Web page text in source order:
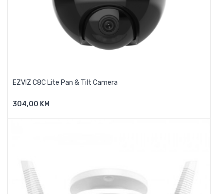
EZVIZ C8C Lite Pan & Tilt Camera
304,00 KM
Dodaj U Košaricu